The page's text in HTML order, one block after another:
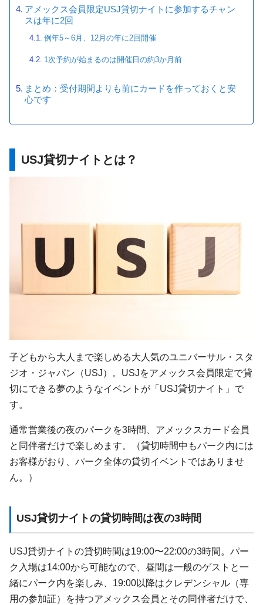
アメックス会員限定USJ貸切ナイトに参加するチャン
スは年に2回
例年5～6月、12月の年に2回開催
1次予約が始まるのは開催日の約3か月前
まとめ：受付期間よりも前にカードを作っておくと安
心です
USJ貸切ナイトとは？
子どもから大人まで楽しめる大人気のユニバーサル・スタ
ジオ・ジャパン（USJ）。USJをアメックス会員限定で貸
切にできる夢のようなイベントが「USJ貸切ナイト」で
す。
通常営業後の夜のパークを3時間、アメックスカード会員
と同伴者だけで楽しめます。（貸切時間中もパーク内には
お客様がおり、パーク全体の貸切イベントではありませ
ん。）
USJ貸切ナイトの貸切時間は夜の3時間
USJ貸切ナイトの貸切時間は19:00〜22:00の3時間。パー
ク入場は14:00から可能なので、昼間は一般のゲストと一
緒にパーク内を楽しみ、19:00以降はクレデンシャル（専
用の参加証）を持つアメックス会員とその同伴者だけで、